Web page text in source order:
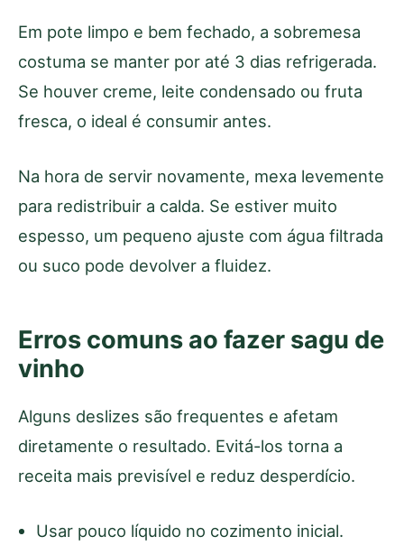
Em pote limpo e bem fechado, a sobremesa
costuma se manter por até 3 dias refrigerada.
Se houver creme, leite condensado ou fruta
fresca, o ideal é consumir antes.
Na hora de servir novamente, mexa levemente
para redistribuir a calda. Se estiver muito
espesso, um pequeno ajuste com água filtrada
ou suco pode devolver a fluidez.
Erros comuns ao fazer sagu de
vinho
Alguns deslizes são frequentes e afetam
diretamente o resultado. Evitá-los torna a
receita mais previsível e reduz desperdício.
Usar pouco líquido no cozimento inicial.